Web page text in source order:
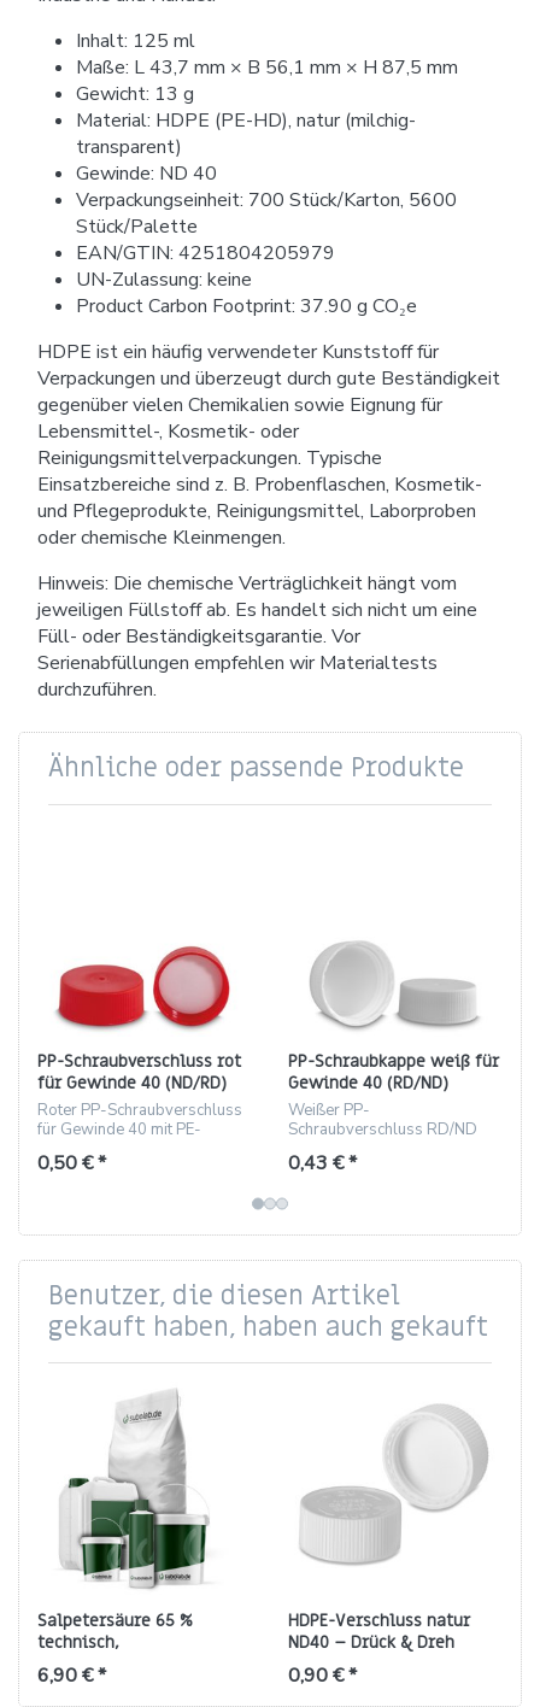
Inhalt: 125 ml
Maße: L 43,7 mm × B 56,1 mm × H 87,5 mm
Gewicht: 13 g
Material: HDPE (PE-HD), natur (milchig-
transparent)
Gewinde: ND 40
Verpackungseinheit: 700 Stück/Karton, 5600
Stück/Palette
EAN/GTIN: 4251804205979
UN-Zulassung: keine
Product Carbon Footprint: 37.90 g CO₂e
HDPE ist ein häufig verwendeter Kunststoff für
Verpackungen und überzeugt durch gute Beständigkeit
gegenüber vielen Chemikalien sowie Eignung für
Lebensmittel-, Kosmetik- oder
Reinigungsmittelverpackungen. Typische
Einsatzbereiche sind z. B. Probenflaschen, Kosmetik-
und Pflegeprodukte, Reinigungsmittel, Laborproben
oder chemische Kleinmengen.
Hinweis: Die chemische Verträglichkeit hängt vom
jeweiligen Füllstoff ab. Es handelt sich nicht um eine
Füll- oder Beständigkeitsgarantie. Vor
Serienabfüllungen empfehlen wir Materialtests
durchzuführen.
Ähnliche oder passende Produkte
PP-Schraubverschluss rot
für Gewinde 40 (ND/RD)
mit PE-Schaumeinlage
Roter PP-Schraubverschluss
für Gewinde 40 mit PE-
mm.
0,50 € *
PP-Schraubkappe weiß für
Gewinde 40 (RD/ND)
Weißer PP-
Schraubverschluss RD/ND
Schaumeinlage.
0,43 € *
Benutzer, die diesen Artikel
gekauft haben, haben auch gekauft
Salpetersäure 65 %
technisch,
gewerbepflichtig
6,90 € *
HDPE-Verschluss natur
ND40 – Drück & Dreh
Schraubkappe
0,90 € *